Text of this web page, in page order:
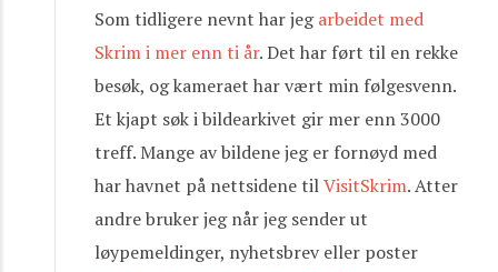
Som tidligere nevnt har jegarbeidet med
Skrim i mer enn ti år. Det har ført til en rekke
besøk, og kameraet har vært min følgesvenn.
Et kjapt søk i bildearkivet gir mer enn 3000
treff. Mange av bildene jeg er fornøyd med
har havnet på nettsidene tilVisitSkrim. Atter
andre bruker jeg når jeg sender ut
løypemeldinger, nyhetsbrev eller poster